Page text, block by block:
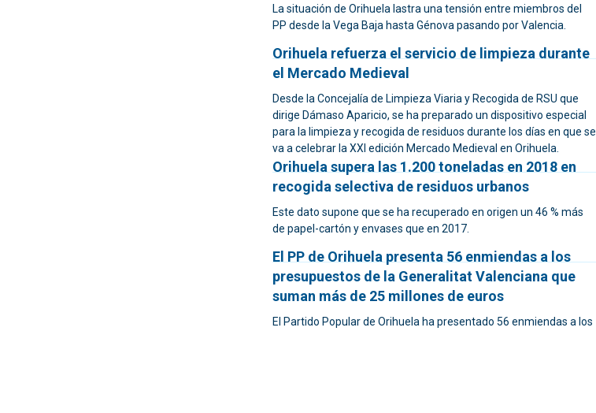
La situación de Orihuela lastra una tensión entre miembros del
PP desde la Vega Baja hasta Génova pasando por Valencia.
Orihuela refuerza el servicio de limpieza durante
el Mercado Medieval
Desde la Concejalía de Limpieza Viaria y Recogida de RSU que
dirige Dámaso Aparicio, se ha preparado un dispositivo especial
para la limpieza y recogida de residuos durante los días en que se
va a celebrar la XXI edición Mercado Medieval en Orihuela.
Orihuela supera las 1.200 toneladas en 2018 en
recogida selectiva de residuos urbanos
Este dato supone que se ha recuperado en origen un 46 % más
de papel-cartón y envases que en 2017.
El PP de Orihuela presenta 56 enmiendas a los
presupuestos de la Generalitat Valenciana que
suman más de 25 millones de euros
El Partido Popular de Orihuela ha presentado 56 enmiendas a los